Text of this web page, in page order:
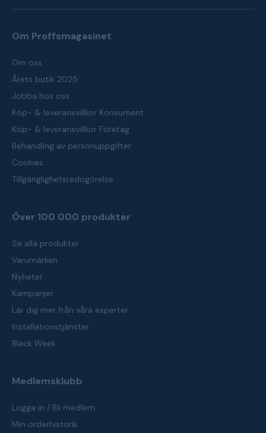
Om Proffsmagasinet
Om oss
Årets butik 2025
Jobba hos oss
Köp- & leveransvillkor Konsument
Köp- & leveransvillkor Företag
Behandling av personuppgifter
Cookies
Tillgänglighetsredogörelse
Över 100 000 produkter
Se alla produkter
Varumärken
Nyheter
Kampanjer
Lär dig mer från våra experter
Installationstjänster
Black Week
Medlemsklubb
Logga in / Bli medlem
Min orderhistorik